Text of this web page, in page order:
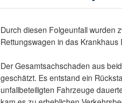
Durch diesen Folgeunfall wurden
Rettungswagen in das Krankhaus
Der Gesamtsachschaden aus
geschätzt. Es entstand ein
unfallbeteiligten Fahrzeuge